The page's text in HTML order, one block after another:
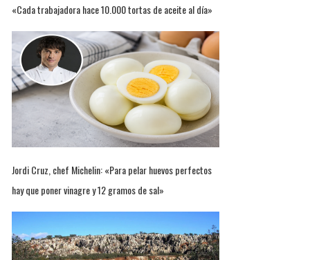
«Cada trabajadora hace 10.000 tortas de aceite al día»
Jordi Cruz, chef Michelin: «Para pelar huevos perfectos
hay que poner vinagre y 12 gramos de sal»